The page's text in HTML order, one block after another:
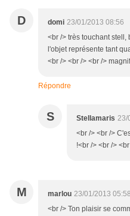
D domi 23/01/2013 08:56
<br /> très touchant
l'objet représente tant
<br /> <br /> <br />
Répondre
S Stellamaris 23/
<br /> <br />
!<br /> <br />
M marlou 23/01/2013 05:58
<br /> Ton plaisir se